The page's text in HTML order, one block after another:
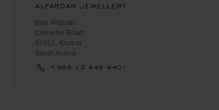
ALFARDAN JEWELLERY
Burj Alfardan
Corniche Road
31952, Khobar
Saudi Arabia
+966 13 849 4401